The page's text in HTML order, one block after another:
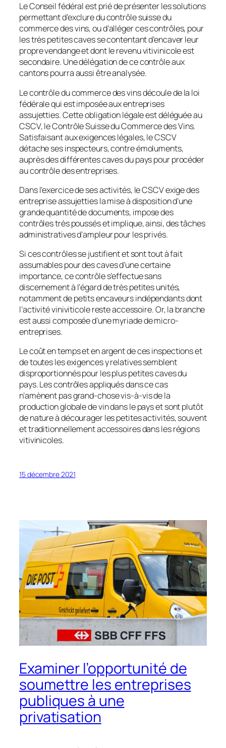
Le Conseil fédéral est prié de présenter les solutions
permettant d’exclure du contrôle suisse du
commerce des vins, ou d’alléger ces contrôles, pour
les très petites caves se contentant d’encaver leur
propre vendange et dont le revenu vitivinicole est
secondaire. Une délégation de ce contrôle aux
cantons pourra aussi être analysée.
Le contrôle du commerce des vins découle de la loi
fédérale qui est imposée aux entreprises
assujetties. Cette obligation légale est déléguée au
CSCV, le Contrôle Suisse du Commerce des Vins.
Satisfaisant aux exigences légales, le CSCV
détache ses inspecteurs, contre émoluments,
auprès des différentes caves du pays pour procéder
au contrôle des entreprises.
Dans l’exercice de ses activités, le CSCV exige des
entreprise assujetties la mise à disposition d’une
grande quantité de documents, impose des
contrôles très poussés et implique, ainsi, des tâches
administratives d’ampleur pour les privés.
Si ces contrôles se justifient et sont tout à fait
assumables pour des caves d’une certaine
importance, ce contrôle s’effectue sans
discernement à l’égard de très petites unités,
notamment de petits encaveurs indépendants dont
l’activité viniviticole reste accessoire. Or, la branche
est aussi composée d’une myriade de micro-
entreprises.
Le coût en temps et en argent de ces inspections et
de toutes les exigences y relatives semblent
disproportionnés pour les plus petites caves du
pays. Les contrôles appliqués dans ce cas
n’amènent pas grand-chose vis-à-vis de la
production globale de vin dans le pays et sont plutôt
de nature à décourager les petites activités, souvent
et traditionnellement accessoires dans les régions
vitivinicoles.
15 décembre 2021
Examiner l’opportunité de
soumettre les entreprises
publiques à une
privatisation